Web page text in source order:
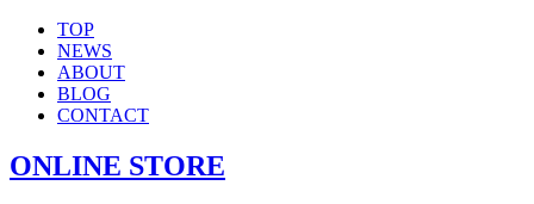
TOP
NEWS
ABOUT
BLOG
CONTACT
ONLINE STORE